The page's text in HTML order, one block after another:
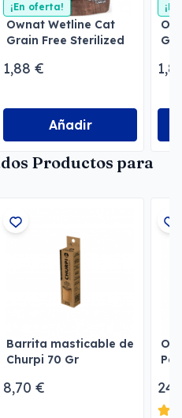
¡En oferta!
Ownat Wetline Cat
Grain Free Sterilized
1,88 €
Añadir
Productos para
Barrita masticable de
Churpi 70 Gr
8,70 €